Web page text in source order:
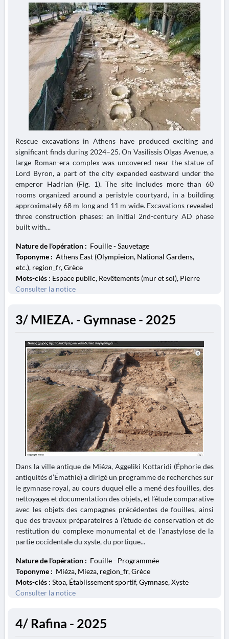
Rescue excavations in Athens have produced exciting and
significant finds during 2024–25. On Vasilissis Olgas Avenue, a
large Roman-era complex was uncovered near the statue of
Lord Byron, a part of the city expanded eastward under the
emperor Hadrian (Fig. 1). The site includes more than 60
rooms organized around a peristyle courtyard, in a building
approximately 68 m long and 11 m wide. Excavations revealed
three construction phases: an initial 2nd-century AD phase
built with...
Nature de l'opération : Fouille - Sauvetage
Toponyme : Athens East (Olympieion, National Gardens,
etc.), region_fr, Grèce
Mots-clés : Espace public, Revêtements (mur et sol), Pierre
Consulter la notice
3/ MIEZA. - Gymnase - 2025
Dans la ville antique de Miéza, Aggeliki Kottaridi (Éphorie des
antiquités d’Émathie) a dirigé un programme de recherches sur
le gymnase royal, au cours duquel elle a mené des fouilles, des
nettoyages et documentation des objets, et l’étude comparative
avec les objets des campagnes précédentes de fouilles, ainsi
que des travaux préparatoires à l’étude de conservation et de
restitution du complexe monumental et de l’anastylose de la
partie occidentale du xyste, du portique...
Nature de l'opération : Fouille - Programmée
Toponyme : Miéza, Mieza, region_fr, Grèce
Mots-clés : Stoa, Établissement sportif, Gymnase, Xyste
Consulter la notice
4/ Rafina - 2025